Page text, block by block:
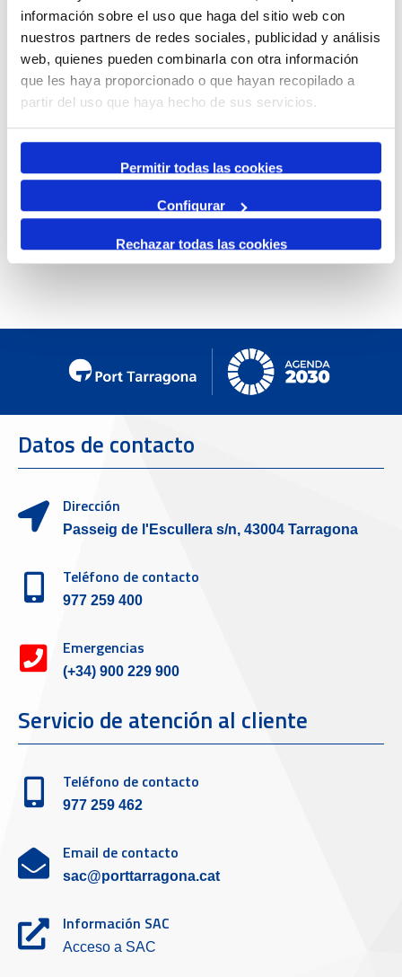
información sobre el uso que haga del sitio web con
nuestros partners de redes sociales, publicidad y análisis
web, quienes pueden combinarla con otra información
que les haya proporcionado o que hayan recopilado a
partir del uso que haya hecho de sus servicios.
Permitir todas las cookies
Configurar
Rechazar todas las cookies
Mensual
Ir al mes específico
Día Anterior
Siguiente Día
Datos de contacto
Dirección
Passeig de l'Escullera s/n, 43004 Tarragona
Teléfono de contacto
977 259 400
Emergencias
(+34) 900 229 900
Servicio de atención al cliente
Teléfono de contacto
977 259 462
Email de contacto
sac@porttarragona.cat
Información SAC
Acceso a SAC